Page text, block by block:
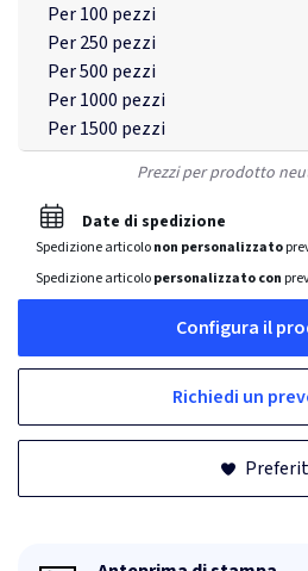
Per 100 pezzi
Per 250 pezzi
Per 500 pezzi
Per 1000 pezzi
Per 1500 pezzi
Prezzi per prodotto
Date di spedizione
Spedizione articolonon personalizzato
Spedizione articolopersonalizzato con
Configura il
Richiedi un